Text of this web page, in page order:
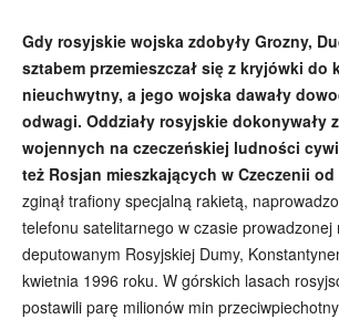
Gdy rosyjskie wojska zdobyły Grozny,
sztabem przemieszczał się z kryjówki do
nieuchwytny, a jego wojska dawały
odwagi. Oddziały rosyjskie dokonywały
wojennych na czeczeńskiej ludności
też Rosjan mieszkających w Czeczenii
zginął trafiony specjalną rakietą,
telefonu satelitarnego w czasie prowadzonej
deputowanym Rosyjskiej Dumy,
kwietnia 1996 roku. W górskich lasach
postawili parę milionów min